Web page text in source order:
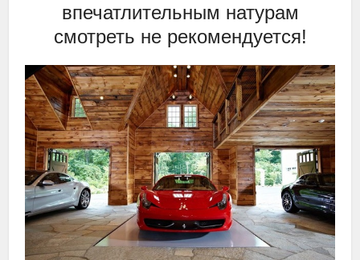
впечатлительным натурам
смотреть не рекомендуется!